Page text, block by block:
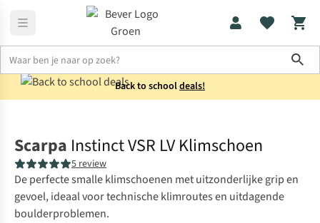
Back to schooldeals!
Scarpa Instinct VSR LV Klimschoen
5 review
De perfecte smalle klimschoenen met uitzonderlijke grip en
gevoel, ideaal voor technische klimroutes en uitdagende
boulderproblemen.